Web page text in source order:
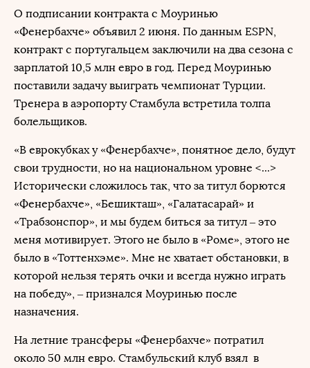
О подписании контракта с Моуринью
«Фенербахче» объявил 2 июня. По данным ESPN,
контракт с португальцем заключили на два сезона с
зарплатой 10,5 млн евро в год. Перед Моуринью
поставили задачу выиграть чемпионат Турции.
Тренера в аэропорту Стамбула встретила толпа
болельщиков.
«В еврокубках у «Фенербахче», понятное дело, будут
свои трудности, но на национальном уровне <...>
Исторически сложилось так, что за титул борются
«Фенербахче», «Бешикташ», «Галатасарай» и
«Трабзонспор», и мы будем биться за титул – это
меня мотивирует. Этого не было в «Роме», этого не
было в «Тоттенхэме». Мне не хватает обстановки, в
которой нельзя терять очки и всегда нужно играть
на победу», – признался Моуринью после
назначения.
На летние трансферы «Фенербахче» потратил
около 50 млн евро. Стамбульский клуб взял в